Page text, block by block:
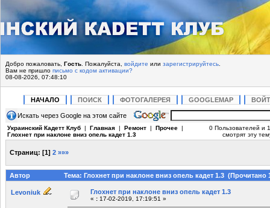
Добро пожаловать, Гость . Пожалуйста, войдите или зарегистрируйтесь
Вам не пришло письмо с кодом активации?
08-08-2026, 07:48:10
НАЧАЛО ПОИСК ФОТОГАЛЕРЕЯ GOOGLEMAP
Искать через Google на этом сайте
Украинский Кадетт Клуб | Главная | Ремонт | Прочее |
Глохнет при наклоне вниз опель кадет 1.3
0 Пользователей и 1
смотрят эту
Страниц: [1] 2 »»»
Автор Тема: Глохнет при наклоне вниз опель кадет 1.3 (Прочитано
Levoniuk Глохнет при наклоне вниз опель кадет 1.3
« : 17-02-2019, 17:19:51 »